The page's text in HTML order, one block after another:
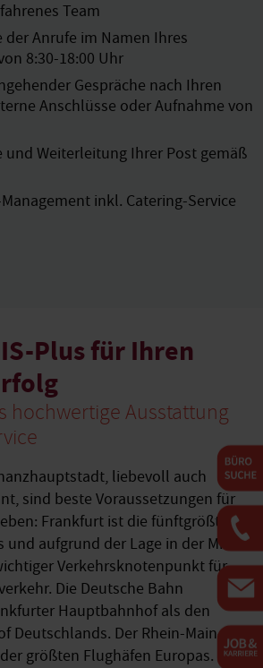
Team
der Anrufe im Namen Ihres
8:30-18:00 Uhr
Gespräche nach Ihren
Anschlüsse oder Aufnahme von
und Weiterleitung Ihrer Post gemäß
inkl. Catering-Service
Plus für Ihren
hochwertige Ausstattung
liebevoll auch
sind beste Voraussetzungen für
Frankfurt ist die fünftgrößte
und aufgrund der Lage in der Mitte
Verkehrsknotenpunkt für
Die Deutsche Bahn
Hauptbahnhof als den
Deutschlands. Der Rhein-Main-
größten Flughäfen Europas.